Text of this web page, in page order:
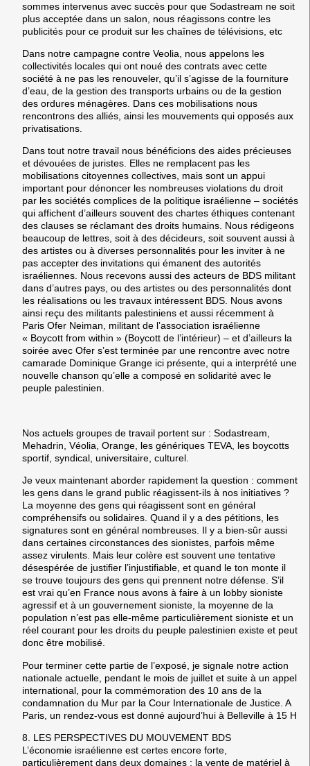
sommes intervenus avec succès pour que Sodastream ne soit
plus acceptée dans un salon, nous réagissons contre les
publicités pour ce produit sur les chaînes de télévisions, etc
Dans notre campagne contre Veolia, nous appelons les
collectivités locales qui ont noué des contrats avec cette
société à ne pas les renouveler, qu’il s’agisse de la fourniture
d’eau, de la gestion des transports urbains ou de la gestion
des ordures ménagères. Dans ces mobilisations nous
rencontrons des alliés, ainsi les mouvements qui opposés aux
privatisations.
Dans tout notre travail nous bénéficions des aides précieuses
et dévouées de juristes. Elles ne remplacent pas les
mobilisations citoyennes collectives, mais sont un appui
important pour dénoncer les nombreuses violations du droit
par les sociétés complices de la politique israélienne – sociétés
qui affichent d’ailleurs souvent des chartes éthiques contenant
des clauses se réclamant des droits humains. Nous rédigeons
beaucoup de lettres, soit à des décideurs, soit souvent aussi à
des artistes ou à diverses personnalités pour les inviter à ne
pas accepter des invitations qui émanent des autorités
israéliennes. Nous recevons aussi des acteurs de BDS militant
dans d’autres pays, ou des artistes ou des personnalités dont
les réalisations ou les travaux intéressent BDS. Nous avons
ainsi reçu des militants palestiniens et aussi récemment à
Paris Ofer Neiman, militant de l’association israélienne
« Boycott from within » (Boycott de l’intérieur) – et d’ailleurs la
soirée avec Ofer s’est terminée par une rencontre avec notre
camarade Dominique Grange ici présente, qui a interprété une
nouvelle chanson qu’elle a composé en solidarité avec le
peuple palestinien.
Nos actuels groupes de travail portent sur : Sodastream,
Mehadrin, Véolia, Orange, les génériques TEVA, les boycotts
sportif, syndical, universitaire, culturel.
Je veux maintenant aborder rapidement la question : comment
les gens dans le grand public réagissent-ils à nos initiatives ?
La moyenne des gens qui réagissent sont en général
compréhensifs ou solidaires. Quand il y a des pétitions, les
signatures sont en général nombreuses. Il y a bien-sûr aussi
dans certaines circonstances des sionistes, parfois même
assez virulents. Mais leur colère est souvent une tentative
désespérée de justifier l’injustifiable, et quand le ton monte il
se trouve toujours des gens qui prennent notre défense. S’il
est vrai qu’en France nous avons à faire à un lobby sioniste
agressif et à un gouvernement sioniste, la moyenne de la
population n’est pas elle-même particulièrement sioniste et un
réel courant pour les droits du peuple palestinien existe et peut
donc être mobilisé.
Pour terminer cette partie de l’exposé, je signale notre action
nationale actuelle, pendant le mois de juillet et suite à un appel
international, pour la commémoration des 10 ans de la
condamnation du Mur par la Cour Internationale de Justice. A
Paris, un rendez-vous est donné aujourd’hui à Belleville à 15 H
8. LES PERSPECTIVES DU MOUVEMENT BDS
L’économie israélienne est certes encore forte,
particulièrement dans deux domaines : la vente de matériel à